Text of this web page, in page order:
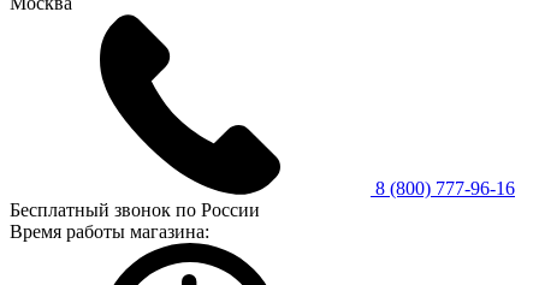
8 (800) 777-96-16
Бесплатный звонок по России
Время работы магазина: